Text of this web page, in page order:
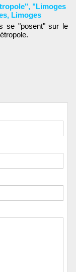
, "Limoges
, Limoges
se "posent" sur le